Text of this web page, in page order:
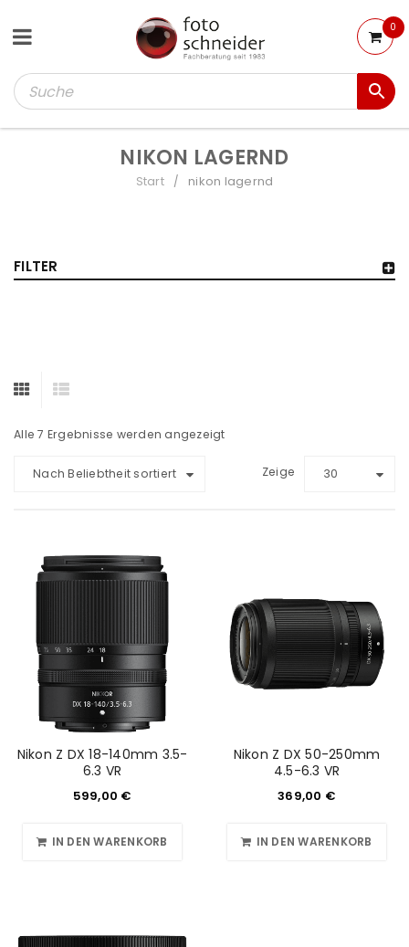
0
NIKON LAGERND
Start / nikon lagernd
FILTER
Alle 7 Ergebnisse werden angezeigt
Nach Beliebtheit sortiert Zeige 30
Nikon Z DX 18-140mm 3.5-
6.3 VR
599,00 €
IN DEN WARENKORB
Nikon Z DX 50-250mm
4.5-6.3 VR
369,00 €
IN DEN WARENKORB